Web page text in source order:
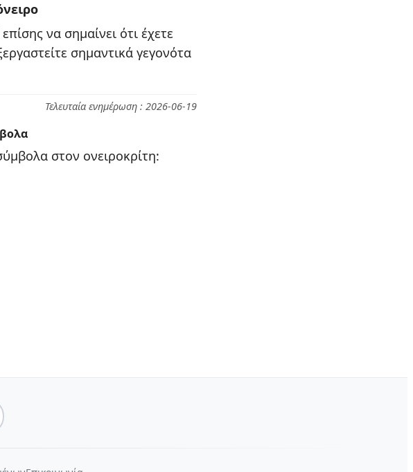
να σημαίνει ότι έχετε
σημαντικά γεγονότα
Τελευταία ενημέρωση : 2026-06-19
στον ονειροκρίτη: